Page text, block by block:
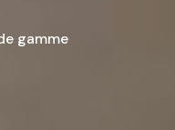
gamme